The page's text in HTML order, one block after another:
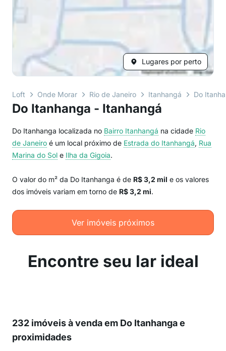
Lugares por perto
Loft Onde Morar Rio de Janeiro Itanhangá Do
Do Itanhanga - Itanhangá
Do Itanhanga localizada no Bairro Itanhangá na cidade Rio
de Janeiro é um local próximo de Estrada do Itanhangá, Rua
Marina do Sol e Ilha da Gigoia.
O valor do m² da Do Itanhanga é de R$ 3,2 mil e os valores
dos imóveis variam em torno de R$ 3,2 mi.
Ver imóveis próximos
Encontre seu lar ideal
232 imóveis à venda em Do Itanhanga e
proximidades